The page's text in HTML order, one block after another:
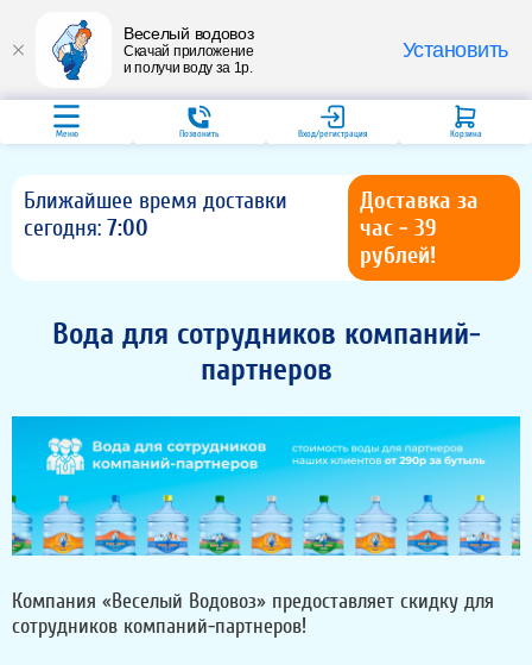
Меню Позвонить Вход/регистрация Корзина
Ближайшее время доставки
сегодня: 7:00
Доставка за
час - 39
рублей!
Вода для сотрудников компаний-
партнеров
Компания «Веселый Водовоз» предоставляет скидку для
сотрудников компаний-партнеров!
Веселый водовоз
Скачай приложение
и получи воду за 1р.
Установить